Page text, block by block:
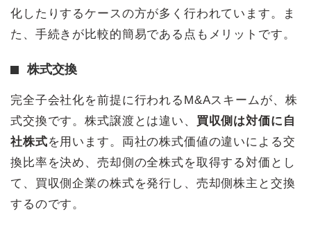
化したりするケースの方が多く行われています。ま
た、手続きが比較的簡易である点もメリットです。
株式交換
完全子会社化を前提に行われるM&Aスキームが、株
式交換です。株式譲渡とは違い、 買収側は対価に自
社株式を用います。両社の株式価値の違いによる交
換比率を決め、売却側の全株式を取得する対価とし
て、買収側企業の株式を発行し、売却側株主と交換
するのです。